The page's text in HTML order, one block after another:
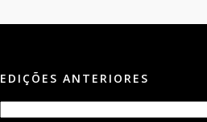
EDIÇÕES ANTERIORES